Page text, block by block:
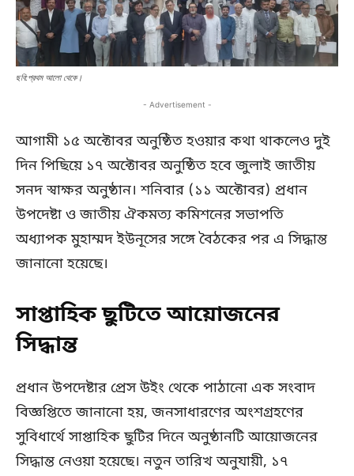
ছবি:প্রথম আলো থেকে।
- Advertisement -
আগামী ১৫ অক্টোবর অনুষ্ঠিত হওয়ার কথা থাকলেও দুই
দিন পিছিয়ে ১৭ অক্টোবর অনুষ্ঠিত হবে জুলাই জাতীয়
সনদ স্বাক্ষর অনুষ্ঠান। শনিবার (১১ অক্টোবর) প্রধান
উপদেষ্টা ও জাতীয় ঐকমত্য কমিশনের সভাপতি
অধ্যাপক মুহাম্মদ ইউনূসের সঙ্গে বৈঠকের পর এ সিদ্ধান্ত
জানানো হয়েছে।
সাপ্তাহিক ছুটিতে আয়োজনের
সিদ্ধান্ত
প্রধান উপদেষ্টার প্রেস উইং থেকে পাঠানো এক সংবাদ
বিজ্ঞপ্তিতে জানানো হয়, জনসাধারণের অংশগ্রহণের
সুবিধার্থে সাপ্তাহিক ছুটির দিনে অনুষ্ঠানটি আয়োজনের
সিদ্ধান্ত নেওয়া হয়েছে। নতুন তারিখ অনুযায়ী, ১৭